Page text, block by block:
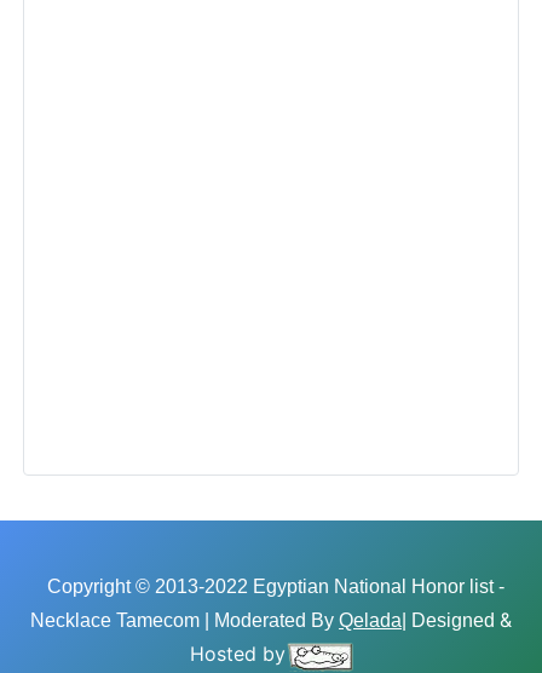
Copyright © 2013-2022 Egyptian National Honor list -
Necklace Tamecom | Moderated By Qelada | Designed &
Hosted by